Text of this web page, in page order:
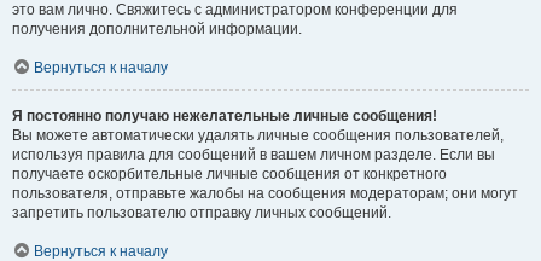
это вам лично. Свяжитесь с администратором конференции для
получения дополнительной информации.
Вернуться к началу
Я постоянно получаю нежелательные личные сообщения!
Вы можете автоматически удалять личные сообщения пользователей,
используя правила для сообщений в вашем личном разделе. Если вы
получаете оскорбительные личные сообщения от конкретного
пользователя, отправьте жалобы на сообщения модераторам; они могут
запретить пользователю отправку личных сообщений.
Вернуться к началу